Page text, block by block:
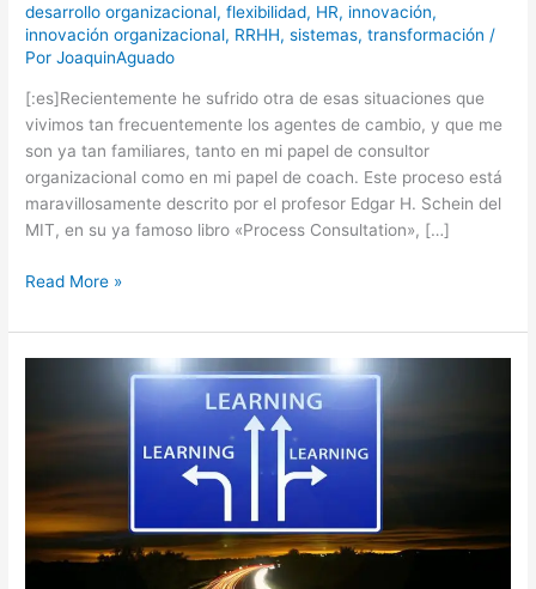
desarrollo organizacional,flexibilidad, HR, innovación,
innovación organizacional, RRHH,sistemas,transformación /
PorJoaquinAguado
[:es]Recientemente he sufrido otra de esas situaciones que
vivimos tan frecuentemente los agentes de cambio, y que me
son ya tan familiares, tanto en mi papel de consultor
organizacional como en mi papel de coach. Este proceso está
maravillosamente descrito por el profesor Edgar H. Schein del
MIT, en su ya famoso libro «Process Consultation», […]
Read More »
en
las